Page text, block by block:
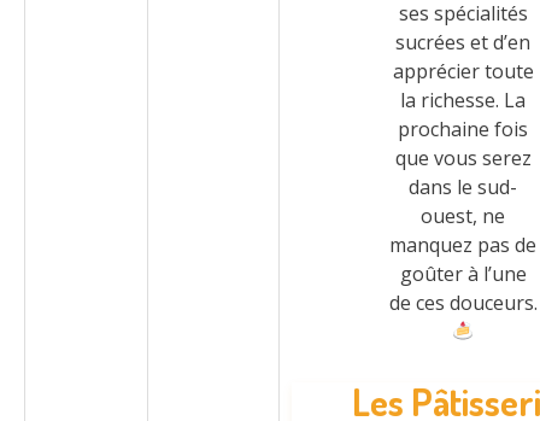
ses spécialités
sucrées et d’en
apprécier toute
la richesse. La
prochaine fois
que vous serez
dans le sud-
ouest, ne
manquez pas de
goûter à l’une
de ces douceurs.
Les